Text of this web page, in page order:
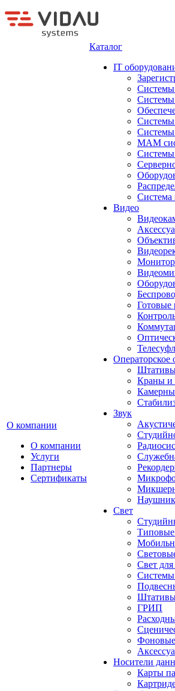
О компании
О компании
Услуги
Партнеры
Сертификаты
Каталог
IT
Системы
Системы
Системы
Системы
MAM
Системы
Система
Видео
Готовые
Операторское
Краны и
Звук
Свет
Типовые
Свет
Системы
Штативы
ГРИП
Носители
Карты